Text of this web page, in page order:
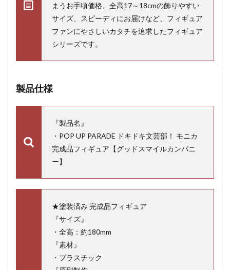
まうお手頃価格、全高17～18cmの飾りやすい
サイズ、スピーディにお届けなど、フィギュア
ファンにやさしいカタチを追求したフィギュア
シリーズです。
製品仕様
『製品名』
・POP UP PARADE ドキドキ文芸部！ モニカ
完成品フィギュア【グッドスマイルカンパニ
ー】
★塗装済み 完成品フィギュア
『サイズ』
・全高：約180mm
『素材』
・プラスチック